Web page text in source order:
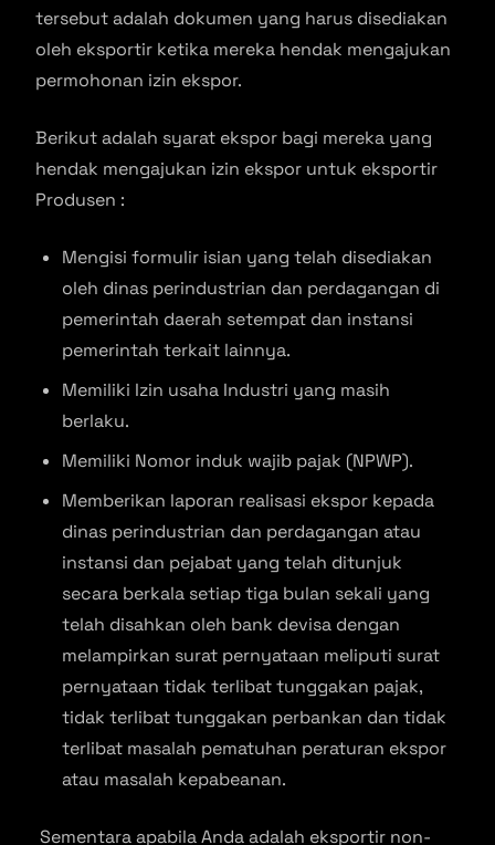
tersebut adalah dokumen yang harus disediakan
oleh eksportir ketika mereka hendak mengajukan
permohonan izin ekspor.
Berikut adalah syarat ekspor bagi mereka yang
hendak mengajukan izin ekspor untuk eksportir
Produsen :
Mengisi formulir isian yang telah disediakan
oleh dinas perindustrian dan perdagangan di
pemerintah daerah setempat dan instansi
pemerintah terkait lainnya.
Memiliki Izin usaha Industri yang masih
berlaku.
Memiliki Nomor induk wajib pajak (NPWP).
Memberikan laporan realisasi ekspor kepada
dinas perindustrian dan perdagangan atau
instansi dan pejabat yang telah ditunjuk
secara berkala setiap tiga bulan sekali yang
telah disahkan oleh bank devisa dengan
melampirkan surat pernyataan meliputi surat
pernyataan tidak terlibat tunggakan pajak,
tidak terlibat tunggakan perbankan dan tidak
terlibat masalah pematuhan peraturan ekspor
atau masalah kepabeanan.
Sementara apabila Anda adalah eksportir non-